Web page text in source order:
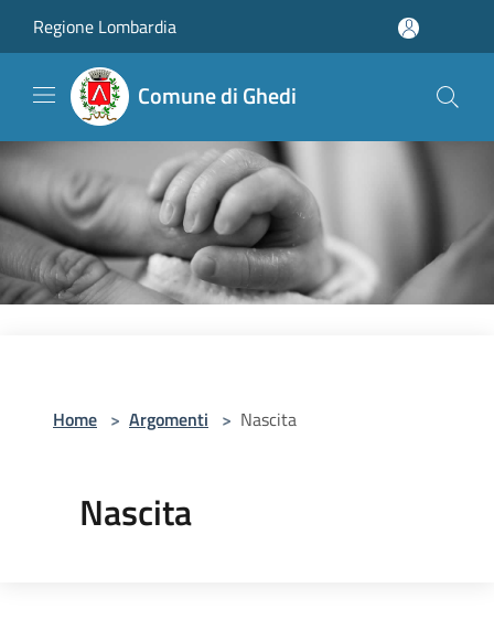
Regione Lombardia
Comune di Ghedi
Home > Argomenti > Nascita
Nascita